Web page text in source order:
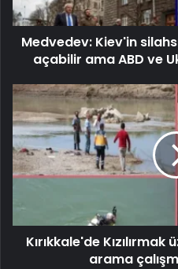
Medvedev: Kiev'in
açabilir ama ABD ve
Kırıkkale'de
arama